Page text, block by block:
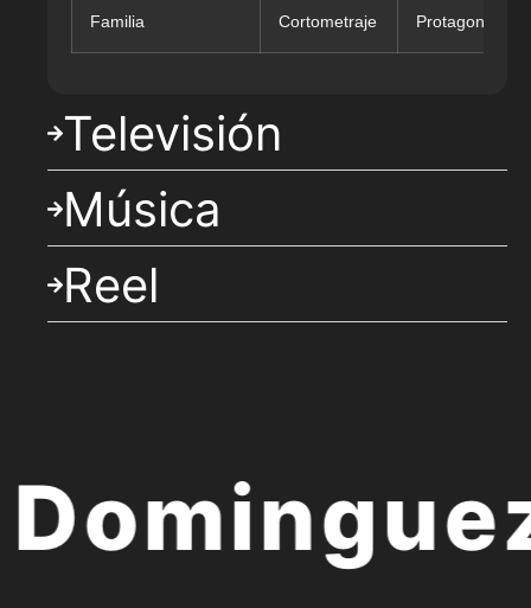
Familia Cortometraje Protagonista
Televisión
Música
Reel